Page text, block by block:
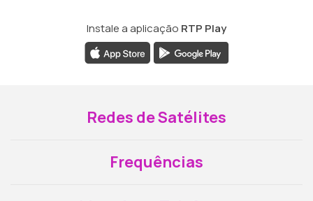
Instale a aplicação RTP Play
Redes de Satélites
Frequências